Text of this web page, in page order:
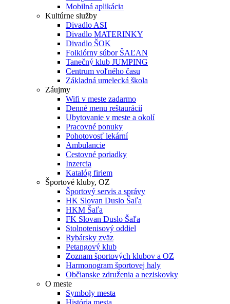
Mobilná aplikácia
Kultúrne služby
Divadlo ASI
Divadlo MATERINKY
Divadlo ŠOK
Folklórny súbor ŠAĽAN
Tanečný klub JUMPING
Centrum voľného času
Základná umelecká škola
Záujmy
Wifi v meste zadarmo
Denné menu reštaurácií
Ubytovanie v meste a okolí
Pracovné ponuky
Pohotovosť lekární
Ambulancie
Cestovné poriadky
Inzercia
Katalóg firiem
Športové kluby, OZ
Športový servis a správy
HK Slovan Duslo Šaľa
HKM Šaľa
FK Slovan Duslo Šaľa
Stolnotenisový oddiel
Rybársky zväz
Petangový klub
Zoznam športových klubov a OZ
Harmonogram športovej haly
Občianske združenia a neziskovky
O meste
Symboly mesta